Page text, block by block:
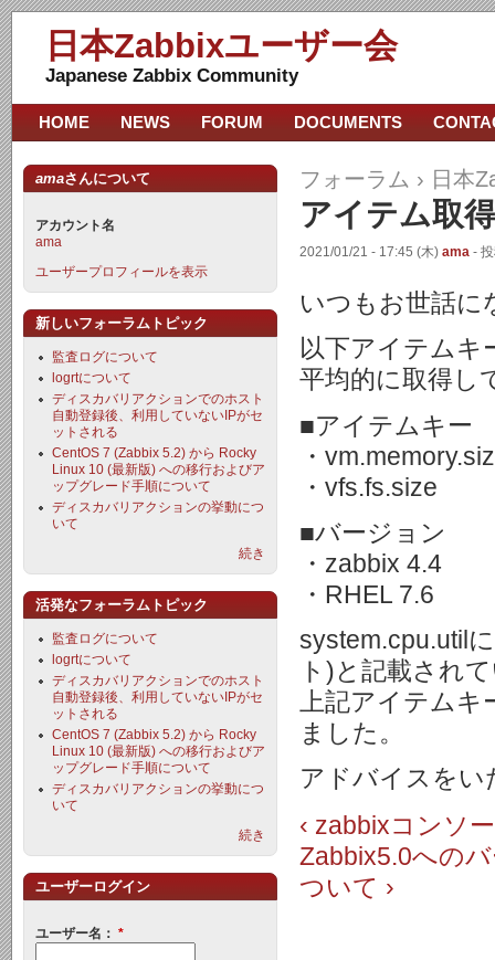
日本Zabbixユーザー会
Japanese Zabbix Community
フォーラム › 日本
アイテム取
2021/01/21 - 17:45 (木) ama -
いつもお世話に
以下アイテムキ
平均的に取得し
■アイテムキー
・
・vfs.fs.size
■バージョン
・zabbix 4.4
・RHEL 7.6
system.cpu.util
ト)と記載され
上記アイテム
ました。
アドバイスをい
‹ zabbixコンソ
Zabbix5.0への
ついて ›
HOME NEWS FORUM DOCUMENTS
amaさんについて
アカウント名
ama
ユーザープロフィールを表示
新しいフォーラムトピック
監査ログについて
logrtについて
ディスカバリアクションでのホスト
自動登録後、利用していないIPがセ
ットされる
CentOS 7 (Zabbix 5.2) から Rocky
Linux 10 (最新版) への移行およびア
ップグレード手順について
ディスカバリアクションの挙動につ
いて
続き
活発なフォーラムトピック
監査ログについて
logrtについて
ディスカバリアクションでのホスト
自動登録後、利用していないIPがセ
ットされる
CentOS 7 (Zabbix 5.2) から Rocky
Linux 10 (最新版) への移行およびア
ップグレード手順について
ディスカバリアクションの挙動につ
いて
続き
ユーザーログイン
ユーザー名： *